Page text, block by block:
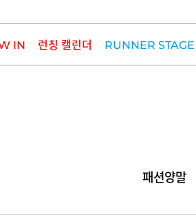
IN 런칭 캘린더 RUNNER STAGE
패션양말